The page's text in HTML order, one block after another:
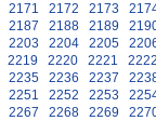
2171 2172 2173
2187 2188 2189
2203 2204 2205
2219 2220 2221
2235 2236 2237
2251 2252 2253
2267 2268 2269